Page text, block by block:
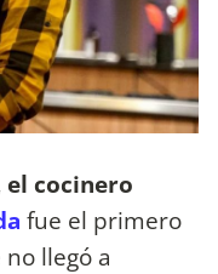
el cocinero
fue el primero
llegó a